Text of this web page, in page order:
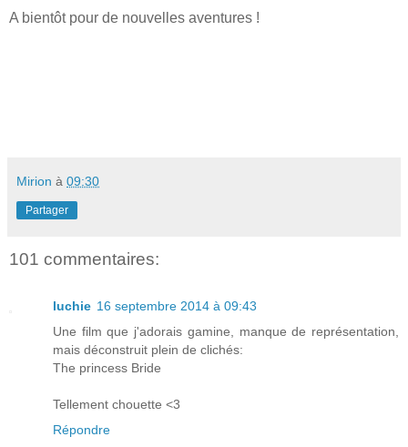
A bientôt pour de nouvelles aventures !
Mirion à 09:30
Partager
101 commentaires:
luchie 16 septembre 2014 à 09:43
Une film que j'adorais gamine, manque de représentation,
mais déconstruit plein de clichés:
The princess Bride
Tellement chouette <3
Répondre